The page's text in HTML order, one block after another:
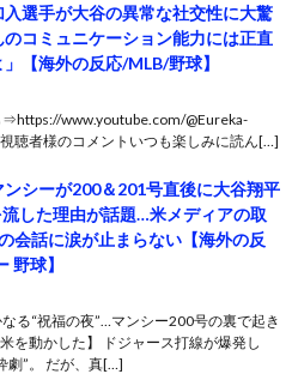
選手が大谷の異常な社交性に大驚
コミュニケーション能力には正直
」【海外の反応/MLB/野球】
www.youtube.com/@Eureka-
聴者様のコメントいつも楽しみに読ん[…]
ンシーが200＆201号直後に大谷翔平
流した理由が話題…米メディアの取
会話に涙が止まらない【海外の反
野球】
なる“祝福の夜”…マンシー200号の裏で起き
を動かした】 ドジャース打線が爆発し
劇”。 だが、真[…]